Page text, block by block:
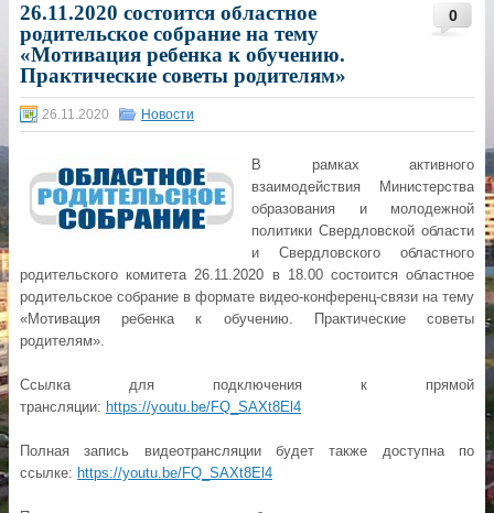
0
26.11.2020 состоится областное
родительское собрание на тему
«Мотивация ребенка к обучению.
Практические советы родителям»
26.11.2020 Новости
В рамках активного
взаимодействия Министерства
образования и молодежной
политики Свердловской области
и Свердловского областного
родительского комитета 26.11.2020 в 18.00 состоится областное
родительское собрание в формате видео-конференц-связи на тему
«Мотивация ребенка к обучению. Практические советы
родителям».
Ссылка для подключения к прямой
трансляции: https://youtu.be/FQ_SAXt8El4
Полная запись видеотрансляции будет также доступна по
ссылке: https://youtu.be/FQ_SAXt8El4